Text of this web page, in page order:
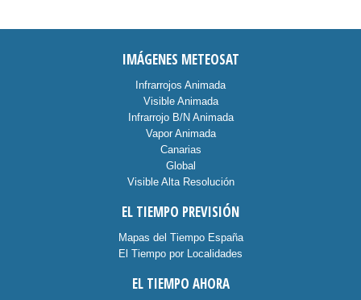
IMÁGENES METEOSAT
Infrarrojos Animada
Visible Animada
Infrarrojo B/N Animada
Vapor Animada
Canarias
Global
Visible Alta Resolución
EL TIEMPO PREVISIÓN
Mapas del Tiempo España
El Tiempo por Localidades
EL TIEMPO AHORA